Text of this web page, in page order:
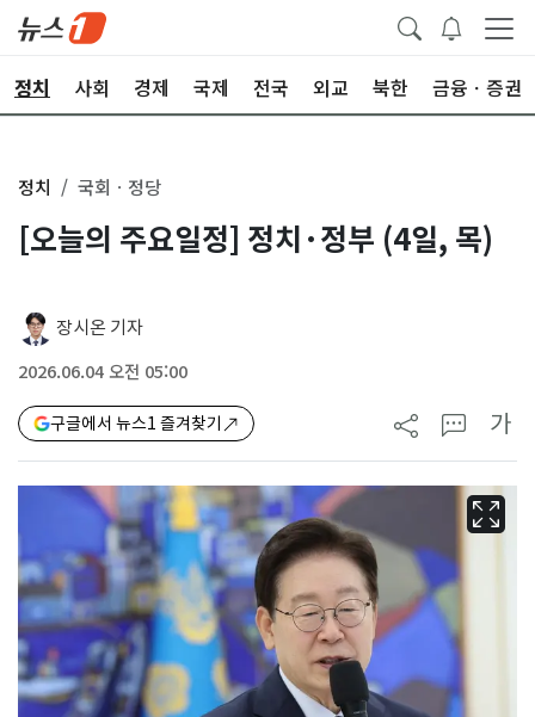
정치 사회 경제 국제 전국 외교 북한 금융ㆍ증권
정치 국회ㆍ정당
[오늘의 주요일정] 정치·정부 (4일, 목)
장시온 기자
2026.06.04 오전 05:00
구글에서 뉴스1 즐겨찾기 가